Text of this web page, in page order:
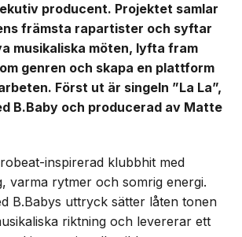
producent. Projektet samlar
främsta rapartister och syftar
musikaliska möten, lyfta fram
genren och skapa en plattform
Först ut är singeln ”La La”,
B.Baby och producerad av Matte
inspirerad klubbhit med
varma rytmer och somrig energi.
B.Babys uttryck sätter låten tonen
riktning och levererar ett